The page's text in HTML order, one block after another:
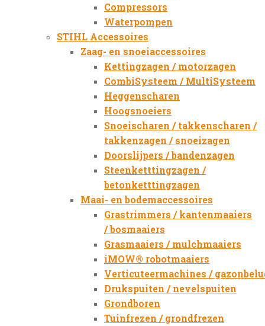
Compressors
Waterpompen
STIHL Accessoires
Zaag- en snoeiaccessoires
Kettingzagen / motorzagen
CombiSysteem / MultiSysteem
Heggenscharen
Hoogsnoeiers
Snoeischaren / takkenscharen /
takkenzagen / snoeizagen
Doorslijpers / bandenzagen
Steenketttingzagen /
betonketttingzagen
Maai- en bodemaccessoires
Grastrimmers / kantenmaaiers
/ bosmaaiers
Grasmaaiers / mulchmaaiers
iMOW® robotmaaiers
Verticuteermachines /
Drukspuiten / nevelspuiten
Grondboren
Tuinfrezen / grondfrezen